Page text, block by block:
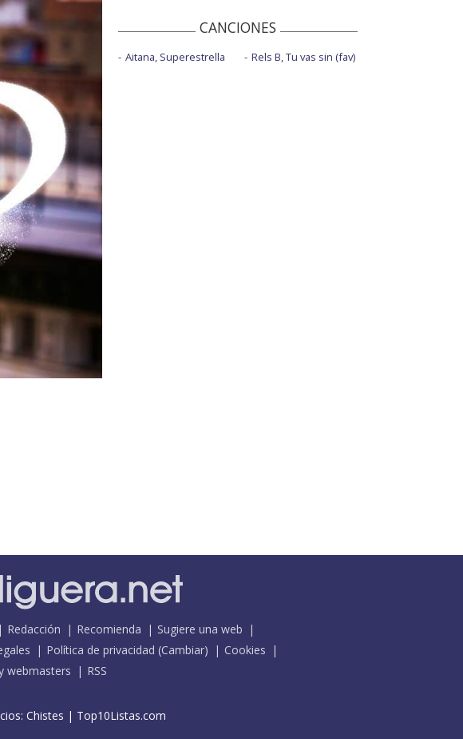
CANCIONES
Aitana, Superestrella Rels B, Tu vas sin (fav)
Redacción Recomienda
Sugiere una web
Política de privacidad (Cambiar)
Cookies
webmasters
RSS
Chistes | Top10Listas.com